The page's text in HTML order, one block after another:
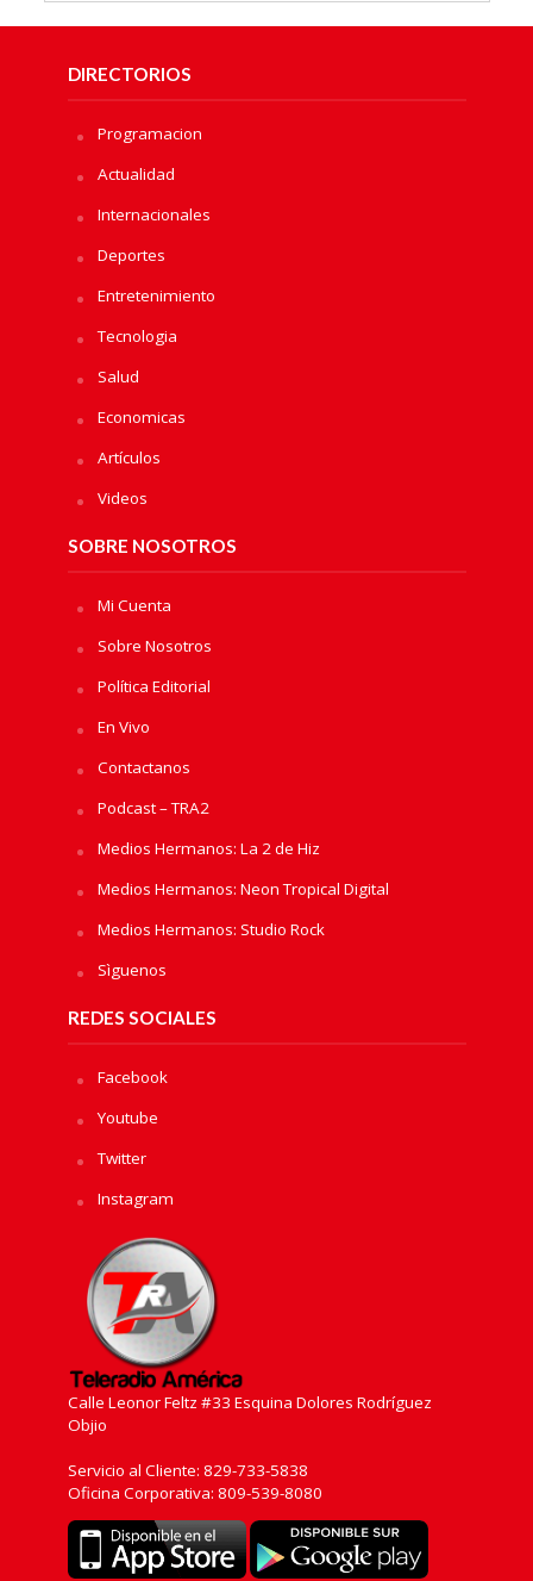
DIRECTORIOS
Programacion
Actualidad
Internacionales
Deportes
Entretenimiento
Tecnologia
Salud
Economicas
Artículos
Videos
SOBRE NOSOTROS
Mi Cuenta
Sobre Nosotros
Política Editorial
En Vivo
Contactanos
Podcast – TRA2
Medios Hermanos: La 2 de Hiz
Medios Hermanos: Neon Tropical Digital
Medios Hermanos: Studio Rock
Sìguenos
REDES SOCIALES
Facebook
Youtube
Twitter
Instagram
Calle Leonor Feltz #33 Esquina Dolores Rodríguez
Objio
Servicio al Cliente: 829-733-5838
Oficina Corporativa: 809-539-8080